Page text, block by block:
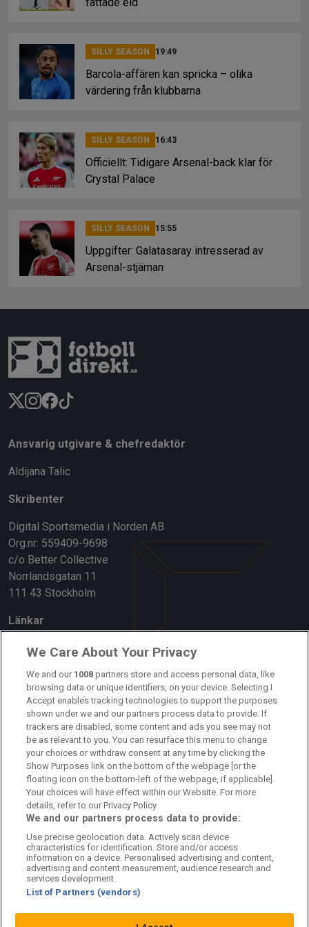
SILLY SEASON 19:49
Barcola-affären kan spricka – olika
värdering från klubbarna
SILLY SEASON 16:43
Officiellt: Tidigare Arsenal-back klar för
Crystal Palace
SILLY SEASON 15:55
Uppgifter: Galatasaray intresserad av
Arsenal-stjärnan
Ansvarig utgivare & chefredaktör
Aldijana Talic
Skribenter
Digital Sportsmedia i Norden AB
Org.nr: 559409-9698
c/o Better Collective
Norrlandsgatan 11
111 43 Stockholm
Länkar
Om oss
Kontakta oss
Kundtjänst
Sponsor: Rekatochklart
Annonsera på Fotbolldirekt
Redaktionell policy
Personuppgiftspolicy
Cookiepolicy
Arkiv
We Care About Your Privacy
We and our 1008 partners store and access personal data, like
browsing data or unique identifiers, on your device. Selecting I
Accept enables tracking technologies to support the purposes
shown under we and our partners process data to provide. If
trackers are disabled, some content and ads you see may not
be as relevant to you. You can resurface this menu to change
your choices or withdraw consent at any time by clicking the
Show Purposes link on the bottom of the webpage [or the
floating icon on the bottom-left of the webpage, if applicable].
Your choices will have effect within our Website. For more
details, refer to our Privacy Policy.
We and our partners process data to provide:
Use precise geolocation data. Actively scan device
characteristics for identification. Store and/or access
information on a device. Personalised advertising and content,
advertising and content measurement, audience research and
services development.
List of Partners (vendors)